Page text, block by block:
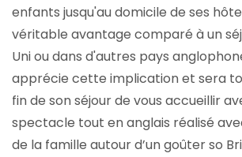
enfants jusqu'au domicile de ses
véritable avantage comparé à un
Uni ou dans d'autres pays
apprécie cette implication et sera
fin de son séjour de vous accueillir
spectacle tout en anglais réalisé
de la famille autour d’un goûter so